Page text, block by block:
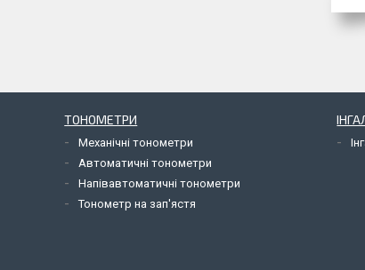
ТОНОМЕТРИ
Механічні тонометри
Автоматичні тонометри
Напівавтоматичні тонометри
Тонометр на зап'ястя